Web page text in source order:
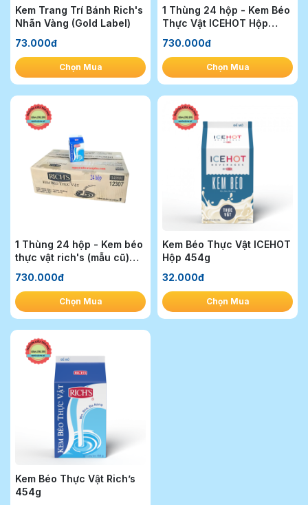
Kem Trang Trí Bánh Rich's
Nhãn Vàng (Gold Label)
73.000đ
Chọn Mua
1 Thùng 24 hộp - Kem Béo
Thực Vật ICEHOT Hộp
730.000đ
Chọn Mua
1 Thùng 24 hộp - Kem béo
thực vật rich's (mẫu cũ)
730.000đ
Chọn Mua
Kem Béo Thực Vật ICEHOT
Hộp 454g
32.000đ
Chọn Mua
Kem Béo Thực Vật Rich’s
454g